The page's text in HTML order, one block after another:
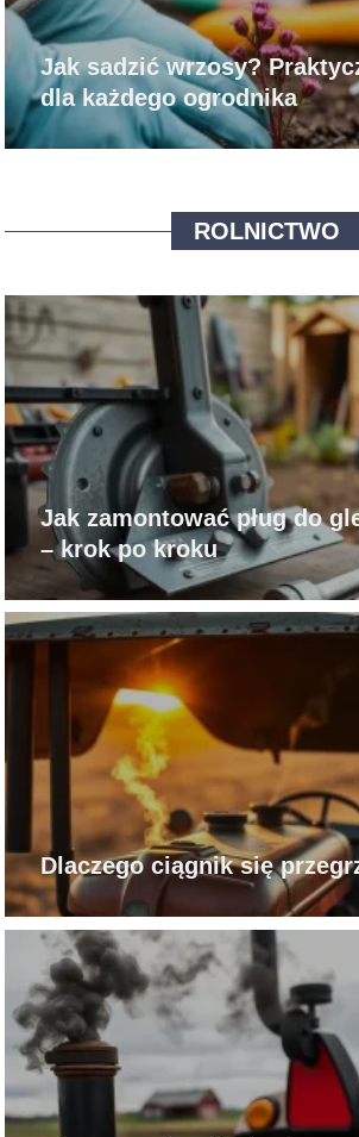
Jak sadzić wrzosy?
dla każdego ogrodnika
ROLNICTWO
Jak zamontować pług do
– krok po kroku
Dlaczego ciągnik się